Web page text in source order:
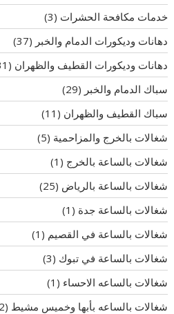
خدمات مكافحة الحشرات (3)
دهانات وديكورات الدمام والخبر (37)
دهانات وديكورات القطيف والظهران (31)
سباك الدمام والخبر (29)
سباك القطيف والظهران (11)
شغالات بالخرج والمزاحمية (5)
شغالات بالساعة بالخرج (1)
شغالات بالساعة بالرياض (25)
شغالات بالساعة جدة (1)
شغالات بالساعة في القصيم (1)
شغالات بالساعة في تبوك (3)
شغالات بالساعه الاحساء (1)
شغالات بالساعه بأبها وخميس مشيط (2)